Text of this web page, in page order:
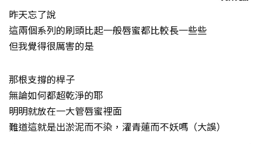
昨天忘了說
這兩個系列的刷頭比起一般唇蜜都比較長一些些
但我覺得很厲害的是
那根支撐的桿子
無論如何都超乾淨的耶
明明就放在一大管唇蜜裡面
難道這就是出淤泥而不染，濯青蓮而不妖嗎（大誤）